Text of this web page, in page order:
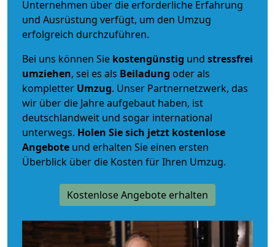
Unternehmen über die erforderliche Erfahrung
und Ausrüstung verfügt, um den Umzug
erfolgreich durchzuführen.
Bei uns können Sie kostengünstig und stressfrei
umziehen, sei es als Beiladung oder als
kompletter Umzug. Unser Partnernetzwerk, das
wir über die Jahre aufgebaut haben, ist
deutschlandweit und sogar international
unterwegs. Holen Sie sich jetzt kostenlose
Angebote und erhalten Sie einen ersten
Überblick über die Kosten für Ihren Umzug.
Kostenlose Angebote erhalten